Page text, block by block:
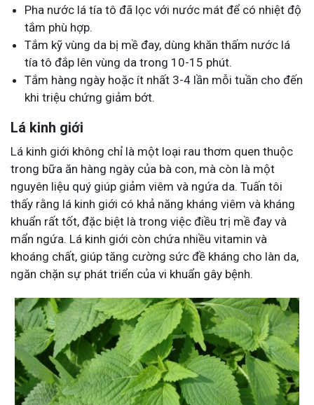
Pha nước lá tía tô đã lọc với nước mát để có nhiệt độ
tắm phù hợp.
Tắm kỹ vùng da bị mề đay, dùng khăn thấm nước lá
tía tô đắp lên vùng da trong 10-15 phút.
Tắm hàng ngày hoặc ít nhất 3-4 lần mỗi tuần cho đến
khi triệu chứng giảm bớt.
Lá kinh giới
Lá kinh giới không chỉ là một loại rau thơm quen thuộc
trong bữa ăn hàng ngày của bà con, mà còn là một
nguyên liệu quý giúp giảm viêm và ngứa da. Tuấn tôi
thấy rằng lá kinh giới có khả năng kháng viêm và kháng
khuẩn rất tốt, đặc biệt là trong việc điều trị mề đay và
mẩn ngứa. Lá kinh giới còn chứa nhiều vitamin và
khoáng chất, giúp tăng cường sức đề kháng cho làn da,
ngăn chặn sự phát triển của vi khuẩn gây bệnh.